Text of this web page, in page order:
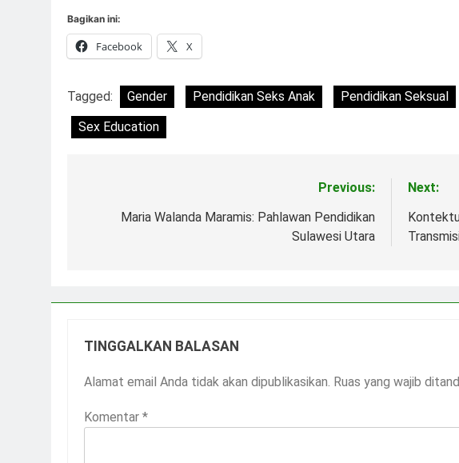
Bagikan ini:
Facebook X
Tagged: Gender Pendidikan Seks Anak Pendidikan Seksual
Sex Education
Previous:
Maria Walanda Maramis: Pahlawan Pendidikan
Sulawesi Utara
Next:
TINGGALKAN BALASAN
Alamat email Anda tidak akan dipublikasikan. Ruas yang wajib
Komentar *